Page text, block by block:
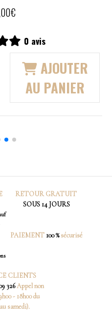
au
RETOURGRATUIT
SOUS 14 JOURS
PAIEMENT100 %sécurisé
CLIENTS
326Appel non
- 18h00 du
samedi).